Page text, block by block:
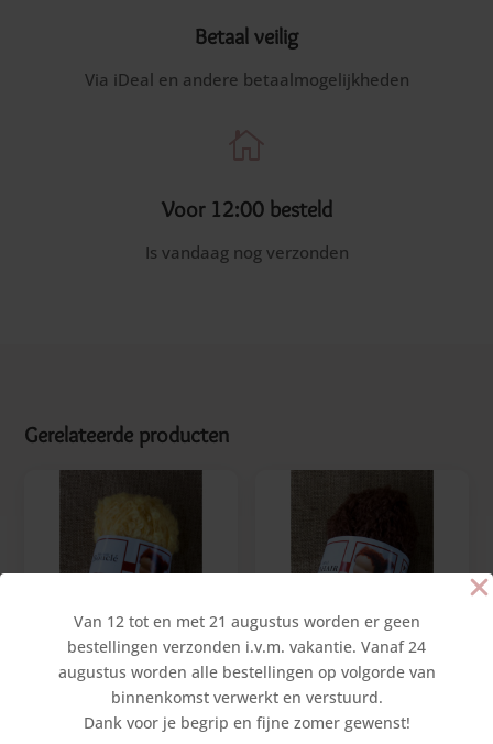
Van 12 tot en met 21 augustus worden er geen
bestellingen verzonden i.v.m. vakantie. Vanaf 24
augustus worden alle bestellingen op volgorde van
binnenkomst verwerkt en verstuurd.
Dank voor je begrip en fijne zomer gewenst!
Betaal veilig
Via iDeal en andere betaalmogelijkheden
Voor 12:00 besteld
Is vandaag nog verzonden
Gerelateerde producten
Merino Bouclé – Geel
€6,75
Merino Bouclé – Bruin (per
meter)